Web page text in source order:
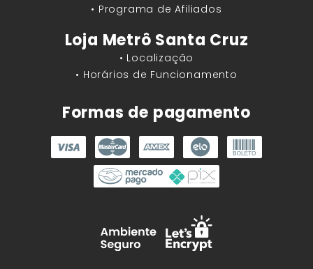
• Programa de Afiliados
Loja Metrô Santa Cruz
• Localização
• Horários de Funcionamento
Formas de pagamento